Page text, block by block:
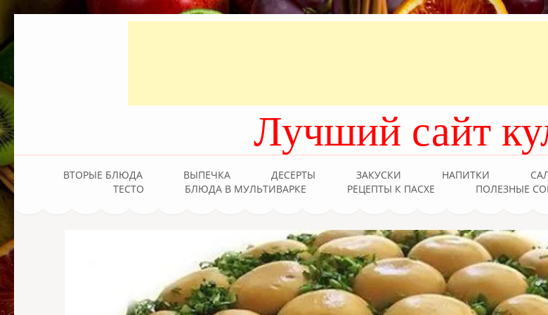
Лучший сайт
ВТОРЫЕ БЛЮДА ВЫПЕЧКА ДЕСЕРТЫ ЗАКУСКИ НАПИТКИ
ТЕСТО
БЛЮДА В МУЛЬТИВАРКЕ РЕЦЕПТЫ К ПАСХЕ ПОЛЕЗНЫЕ